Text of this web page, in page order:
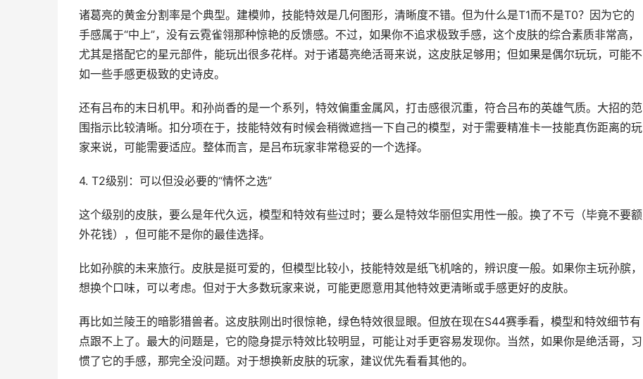
诸葛亮的黄金分割率是个典型。建模帅，技能特效是几何图形，清晰度不错。但为什么是T1而不是T0？因为它的
手感属于“中上”，没有云霓雀翎那种惊艳的反馈感。不过，如果你不追求极致手感，这个皮肤的综合素质非常高，
尤其是搭配它的星元部件，能玩出很多花样。对于诸葛亮绝活哥来说，这皮肤足够用；但如果是偶尔玩玩，可能不
如一些手感更极致的史诗皮。
还有吕布的末日机甲。和孙尚香的是一个系列，特效偏重金属风，打击感很沉重，符合吕布的英雄气质。大招的范
围指示比较清晰。扣分项在于，技能特效有时候会稍微遮挡一下自己的模型，对于需要精准卡一技能真伤距离的玩
家来说，可能需要适应。整体而言，是吕布玩家非常稳妥的一个选择。
4. T2级别：可以但没必要的“情怀之选”
这个级别的皮肤，要么是年代久远，模型和特效有些过时；要么是特效华丽但实用性一般。换了不亏（毕竟不要额
外花钱），但可能不是你的最佳选择。
比如孙膑的未来旅行。皮肤是挺可爱的，但模型比较小，技能特效是纸飞机啥的，辨识度一般。如果你主玩孙膑，
想换个口味，可以考虑。但对于大多数玩家来说，可能更愿意用其他特效更清晰或手感更好的皮肤。
再比如兰陵王的暗影猎兽者。这皮肤刚出时很惊艳，绿色特效很显眼。但放在现在S44赛季看，模型和特效细节有
点跟不上了。最大的问题是，它的隐身提示特效比较明显，可能让对手更容易发现你。当然，如果你是绝活哥，习
惯了它的手感，那完全没问题。对于想换新皮肤的玩家，建议优先看看其他的。